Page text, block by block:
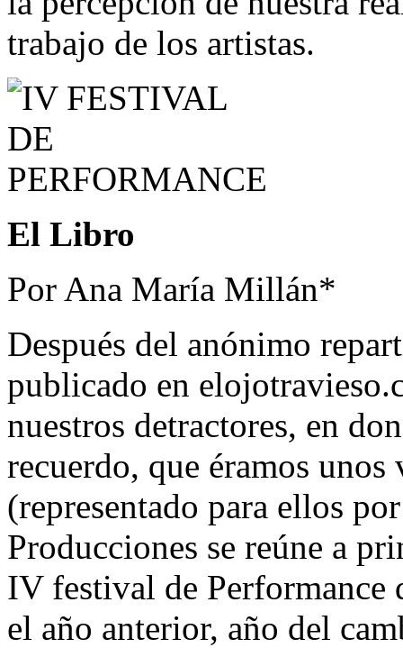
trabajo de los artistas.
El Libro
Por Ana María Millán*
Después del anónimo
publicado en
nuestros detractores, en
recuerdo, que éramos unos
(representado para ellos
Producciones se reúne a
IV festival de Performance
el año anterior, año del